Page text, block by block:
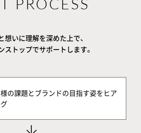
いに理解を深めた上で、
ストップでサポートします。
の課題とブランドの目指す姿をヒア